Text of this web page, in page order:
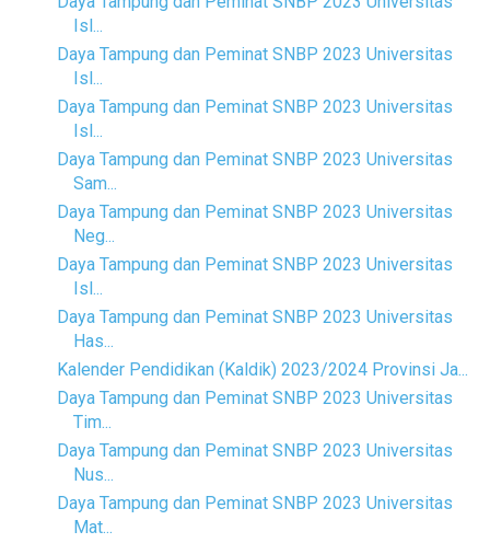
Isl...
Daya Tampung dan Peminat SNBP 2023 Universitas
Isl...
Daya Tampung dan Peminat SNBP 2023 Universitas
Isl...
Daya Tampung dan Peminat SNBP 2023 Universitas
Sam...
Daya Tampung dan Peminat SNBP 2023 Universitas
Neg...
Daya Tampung dan Peminat SNBP 2023 Universitas
Isl...
Daya Tampung dan Peminat SNBP 2023 Universitas
Has...
Kalender Pendidikan (Kaldik) 2023/2024 Provinsi Ja...
Daya Tampung dan Peminat SNBP 2023 Universitas
Tim...
Daya Tampung dan Peminat SNBP 2023 Universitas
Nus...
Daya Tampung dan Peminat SNBP 2023 Universitas
Mat...